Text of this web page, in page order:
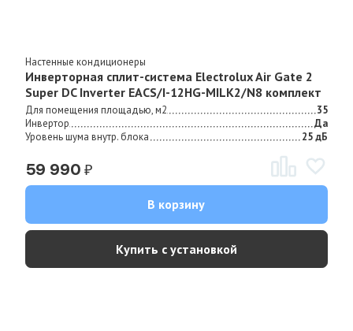
Настенные кондиционеры
Инверторная сплит-система Electrolux Air Gate 2
Super DC Inverter EACS/I-12HG-MILK2/N8 комплект
Для помещения площадью, м2
35
Инвертор
Да
Уровень шума внутр. блока
25 дБ
59 990 ₽
В корзину
Купить с установкой